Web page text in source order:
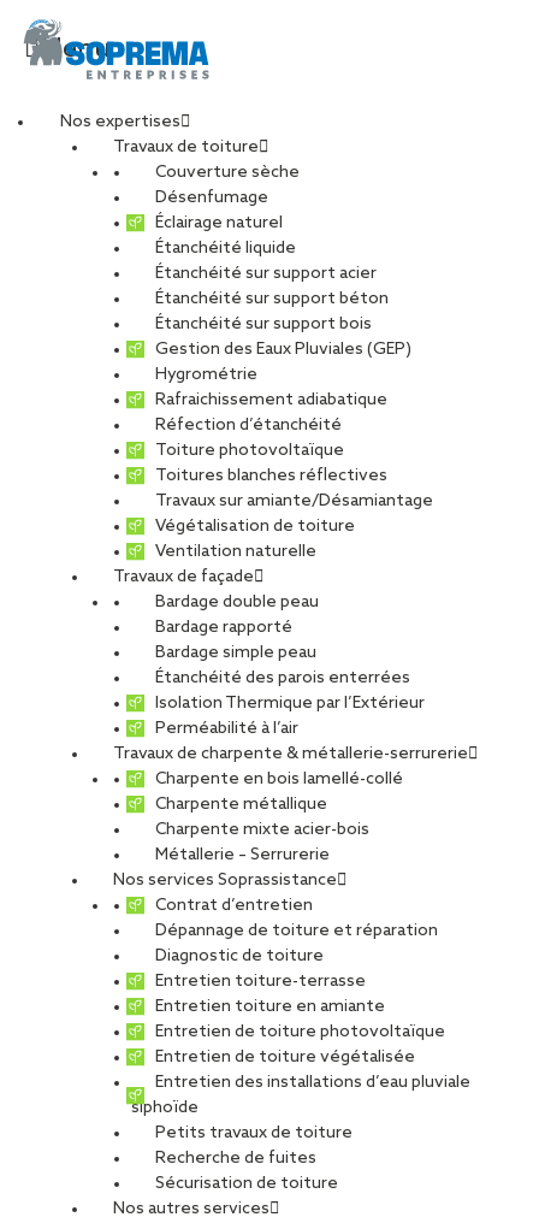
Menu
Nos expertises
Travaux de toiture
Couverture sèche
Désenfumage
Éclairage naturel
Étanchéité liquide
Étanchéité sur support acier
Étanchéité sur support béton
Étanchéité sur support bois
Gestion des Eaux Pluviales (GEP)
Hygrométrie
Rafraichissement adiabatique
Réfection d’étanchéité
Toiture photovoltaïque
Toitures blanches réflectives
Travaux sur amiante/Désamiantage
Végétalisation de toiture
Ventilation naturelle
Travaux de façade
Bardage double peau
Bardage rapporté
Bardage simple peau
Étanchéité des parois enterrées
Isolation Thermique par l’Extérieur
Perméabilité à l’air
Travaux de charpente & métallerie-serrurerie
Charpente en bois lamellé-collé
Charpente métallique
Charpente mixte acier-bois
Métallerie – Serrurerie
Nos services Soprassistance
Contrat d’entretien
Dépannage de toiture et réparation
Diagnostic de toiture
Entretien toiture-terrasse
Entretien toiture en amiante
Entretien de toiture photovoltaïque
Entretien de toiture végétalisée
Entretien des installations d’eau pluviale
siphoïde
Petits travaux de toiture
Recherche de fuites
Sécurisation de toiture
Nos autres services
20210826_153756-
min
PARTAGER
10 décembre 2021